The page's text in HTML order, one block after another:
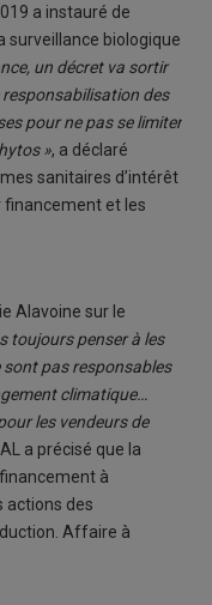
a instauré de
surveillance biologique
un décret va sortir
responsabilisation des
pour ne pas se limiter
», a déclaré
sanitaires d’intérêt
financement et les
Alavoine sur le
toujours penser à les
pas responsables
climatique…
les vendeurs de
a précisé que la
à
actions des
Affaire à